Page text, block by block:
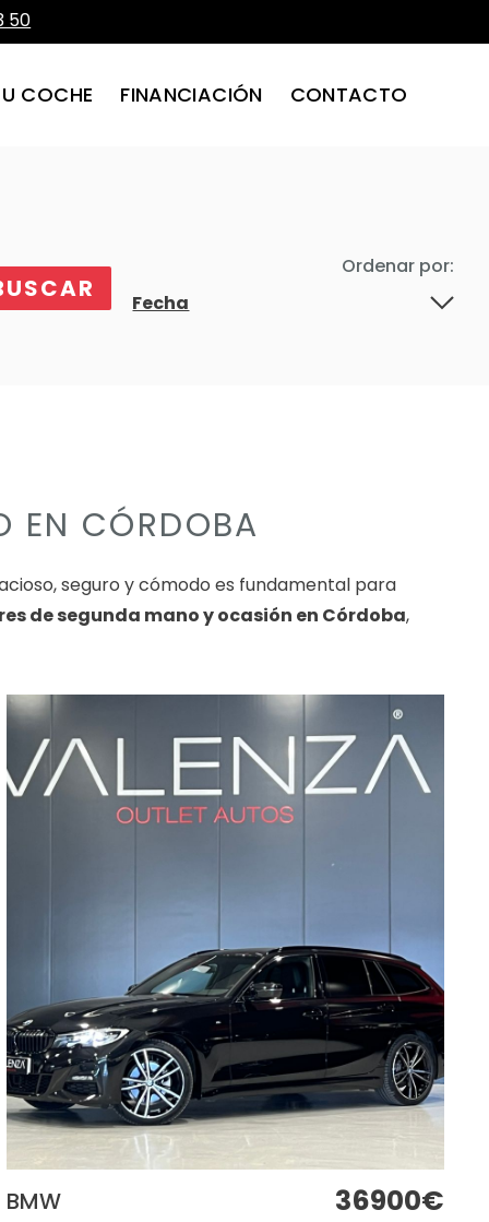
50
COCHE FINANCIACIÓN CONTACTO
Ordenar por:
EN CÓRDOBA
seguro y cómodo es fundamental para
de segunda mano y ocasión en Córdoba,
BMW 36900€